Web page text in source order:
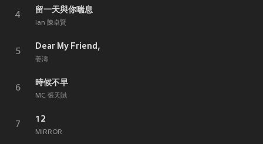
4
留一天與你喘息
Ian 陳卓賢
5
Dear My Friend,
姜濤
6
時候不早
MC 張天賦
7
12
MIRROR